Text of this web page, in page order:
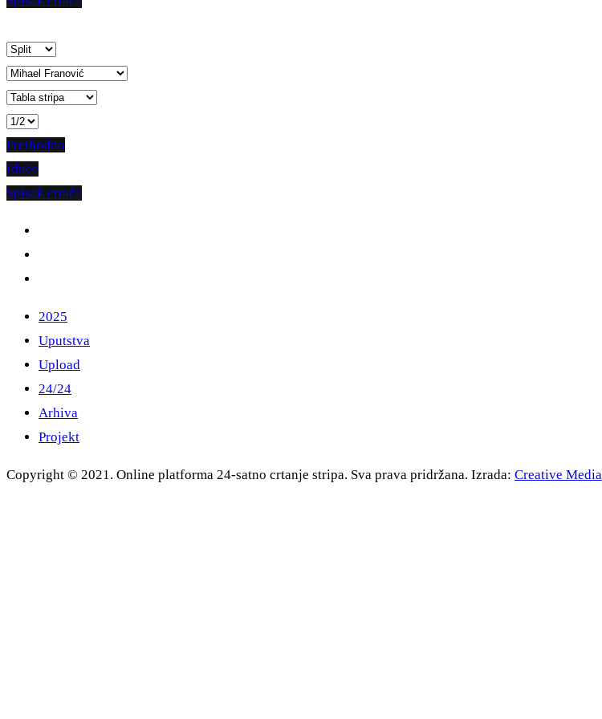
Prethodno
Iduće
Spisak crtača
2025
Uputstva
Upload
24/24
Arhiva
Projekt
Copyright © 2021. Online platforma 24-satno crtanje stripa. Sva prava pridržana. Izrada: Creative Media